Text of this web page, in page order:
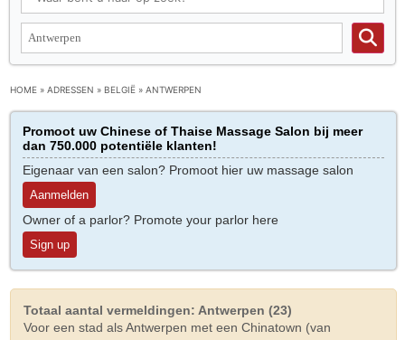
HOME » ADRESSEN » BELGIË » ANTWERPEN
Promoot uw Chinese of Thaise Massage Salon bij meer
dan 750.000 potentiële klanten!
Eigenaar van een salon? Promoot hier uw massage salon
Aanmelden
Owner of a parlor? Promote your parlor here
Sign up
Totaal aantal vermeldingen: Antwerpen (23)
Voor een stad als Antwerpen met een Chinatown (van